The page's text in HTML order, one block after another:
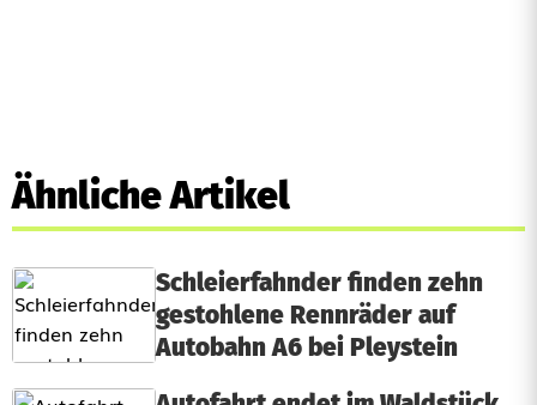
Ähnliche Artikel
Schleierfahnder finden zehn
gestohlene Rennräder auf
Autobahn A6 bei Pleystein